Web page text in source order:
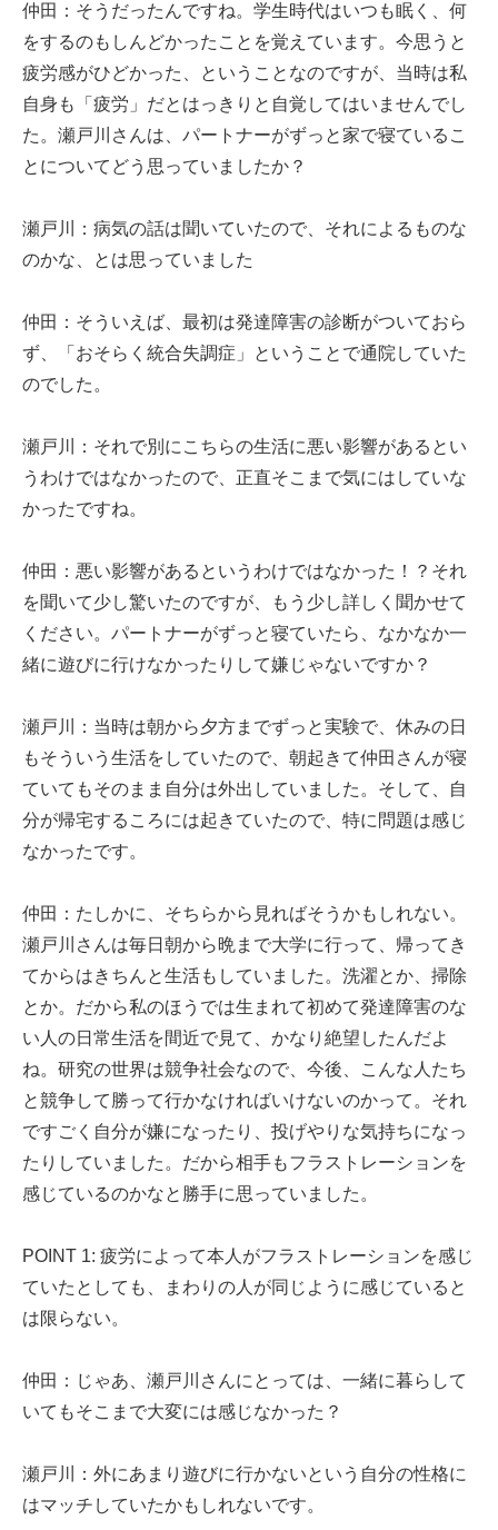
仲田：そうだったんですね。学生時代はいつも眠く、何
をするのもしんどかったことを覚えています。今思うと
疲労感がひどかった、ということなのですが、当時は私
自身も「疲労」だとはっきりと自覚してはいませんでし
た。瀬戸川さんは、パートナーがずっと家で寝ているこ
とについてどう思っていましたか？
瀬戸川：病気の話は聞いていたので、それによるものな
のかな、とは思っていました
仲田：そういえば、最初は発達障害の診断がついておら
ず、「おそらく統合失調症」ということで通院していた
のでした。
瀬戸川：それで別にこちらの生活に悪い影響があるとい
うわけではなかったので、正直そこまで気にはしていな
かったですね。
仲田：悪い影響があるというわけではなかった！？それ
を聞いて少し驚いたのですが、もう少し詳しく聞かせて
ください。パートナーがずっと寝ていたら、なかなか一
緒に遊びに行けなかったりして嫌じゃないですか？
瀬戸川：当時は朝から夕方までずっと実験で、休みの日
もそういう生活をしていたので、朝起きて仲田さんが寝
ていてもそのまま自分は外出していました。そして、自
分が帰宅するころには起きていたので、特に問題は感じ
なかったです。
仲田：たしかに、そちらから見ればそうかもしれない。
瀬戸川さんは毎日朝から晩まで大学に行って、帰ってき
てからはきちんと生活もしていました。洗濯とか、掃除
とか。だから私のほうでは生まれて初めて発達障害のな
い人の日常生活を間近で見て、かなり絶望したんだよ
ね。研究の世界は競争社会なので、今後、こんな人たち
と競争して勝って行かなければいけないのかって。それ
ですごく自分が嫌になったり、投げやりな気持ちになっ
たりしていました。だから相手もフラストレーションを
感じているのかなと勝手に思っていました。
POINT 1: 疲労によって本人がフラストレーションを感じ
ていたとしても、まわりの人が同じように感じていると
は限らない。
仲田：じゃあ、瀬戸川さんにとっては、一緒に暮らして
いてもそこまで大変には感じなかった？
瀬戸川：外にあまり遊びに行かないという自分の性格に
はマッチしていたかもしれないです。